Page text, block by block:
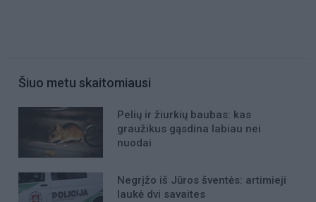
Šiuo metu skaitomiausi
Pelių ir žiurkių baubas: kas
graužikus gąsdina labiau nei
nuodai
Negrįžo iš Jūros šventės: artimieji
laukė dvi savaites